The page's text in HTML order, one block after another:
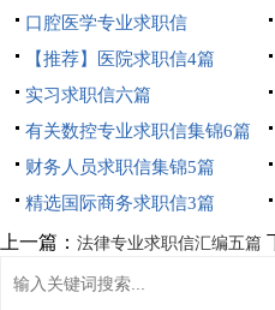
口腔医学专业求职信
【推荐】医院求职信4篇
实习求职信六篇
有关数控专业求职信集锦6篇
财务人员求职信集锦5篇
精选国际商务求职信3篇
上一篇： 法律专业求职信汇编五篇